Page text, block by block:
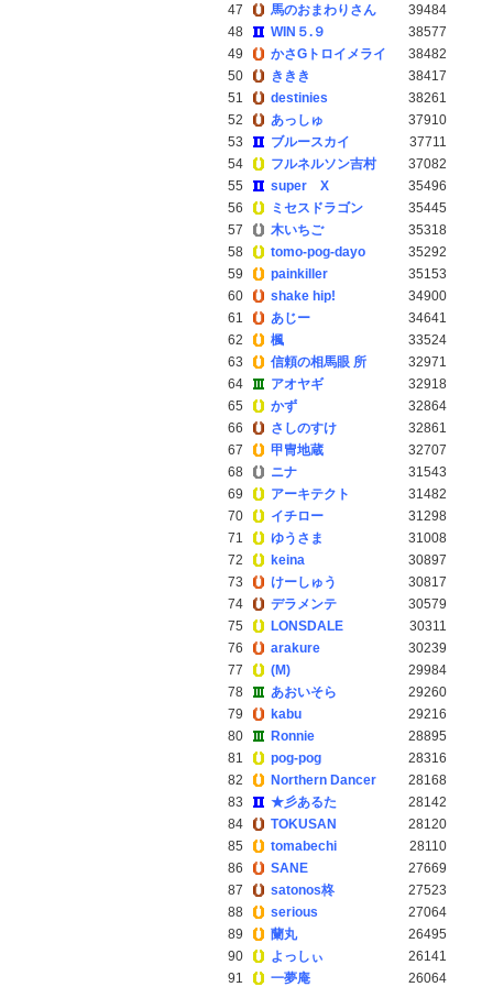
47
馬のおまわりさん
39484
48
WIN５.９
38577
49
かさGトロイメライ
38482
50
ききき
38417
51
destinies
38261
52
あっしゅ
37910
53
ブルースカイ
37711
54
フルネルソン吉村
37082
55
super X
35496
56
ミセスドラゴン
35445
57
木いちご
35318
58
tomo-pog-dayo
35292
59
painkiller
35153
60
shake hip!
34900
61
あじー
34641
62
楓
33524
63
信頼の相馬眼 所
32971
64
アオヤギ
32918
65
かず
32864
66
さしのすけ
32861
67
甲冑地蔵
32707
68
ニナ
31543
69
アーキテクト
31482
70
イチロー
31298
71
ゆうさま
31008
72
keina
30897
73
けーしゅう
30817
74
デラメンテ
30579
75
LONSDALE
30311
76
arakure
30239
77
(M)
29984
78
あおいそら
29260
79
kabu
29216
80
Ronnie
28895
81
pog-pog
28316
82
Northern Dancer
28168
83
★彡あるた
28142
84
TOKUSAN
28120
85
tomabechi
28110
86
SANE
27669
87
satonos柊
27523
88
serious
27064
89
蘭丸
26495
90
よっしぃ
26141
91
一夢庵
26064